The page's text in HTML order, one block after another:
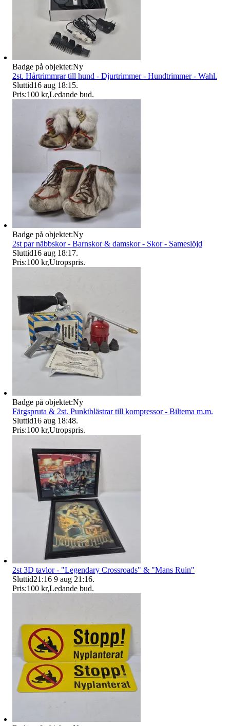
Badge på objektet:Ny
2st. Hårtrimmrar till hund - Djurtrimmer - Hundtrimmer - Wahl.
Sluttid16 aug 18:15.
Pris:100 kr,Ledande bud.
Badge på objektet:Ny
2st par näbbskor - Barnskor & damskor - Skor - Sameslöjd
Sluttid16 aug 18:17.
Pris:100 kr,Utropspris.
Badge på objektet:Ny
Färgspruta & 2st. Punktblästrar till kompressor - Biltema m.m.
Sluttid16 aug 18:48.
Pris:100 kr,Utropspris.
2st 3D tavlor - "Legendary Crossroads" & "Mans Ruin"
Sluttid21:16 9 aug 21:16.
Pris:100 kr,Ledande bud.